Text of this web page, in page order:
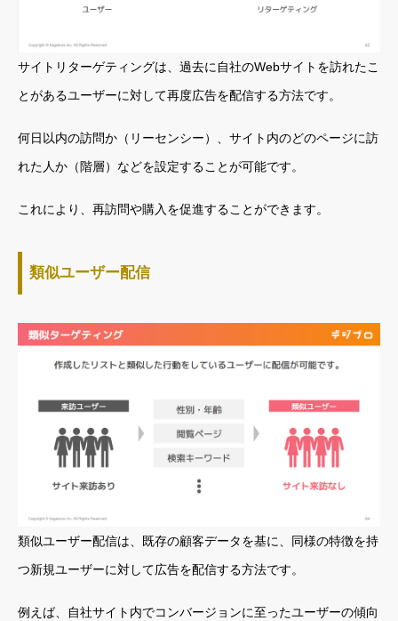
サイトリターゲティングは、過去に自社のWebサイトを訪れたこ
とがあるユーザーに対して再度広告を配信する方法です。
何日以内の訪問か（リーセンシー）、サイト内のどのページに訪
れた人か（階層）などを設定することが可能です。
これにより、再訪問や購入を促進することができます。
類似ユーザー配信
類似ユーザー配信は、既存の顧客データを基に、同様の特徴を持
つ新規ユーザーに対して広告を配信する方法です。
例えば、自社サイト内でコンバージョンに至ったユーザーの傾向